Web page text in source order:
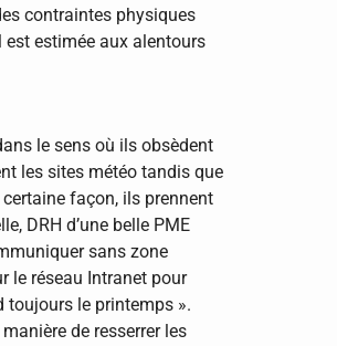
contraintes physiques
est estimée aux alentours
le sens où ils obsèdent
les sites météo tandis que
façon, ils prennent
DRH d’une belle PME
sans zone
le réseau Intranet pour
toujours le printemps ».
de resserrer les